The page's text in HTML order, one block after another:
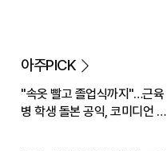
아주PICK
"속옷 빨고 졸업식까지"…근육
병 학생 돌본 공익, 코미디언 김